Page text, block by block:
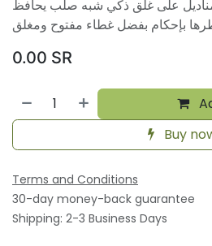
على غلق ذكي شبه صلب يحافظ
0.00 SR
Buy
Terms and Conditions
30-day money-back guarantee
Shipping: 2-3 Business Days